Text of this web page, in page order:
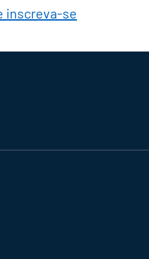
inscreva-se